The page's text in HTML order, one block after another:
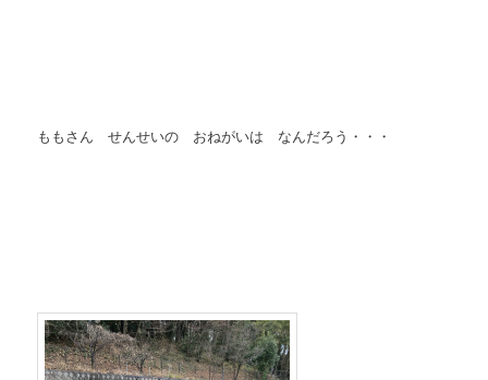
ももさん せんせいの おねがいは なんだろう・・・